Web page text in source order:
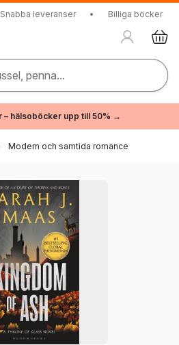
Snabba leveranser • Billiga böcker
penna...
– hälsoböcker upp till 50% →
Modern och samtida romance